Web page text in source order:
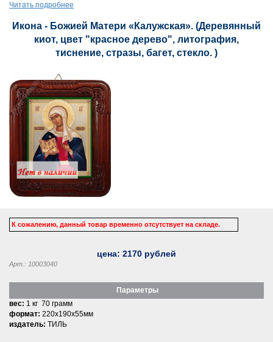
Читать подробнее
Икона - Божией Матери «Калужская». (Деревянный
киот, цвет "красное дерево", литография,
тиснение, стразы, багет, стекло. )
К сожалению, данный товар временно отсутствует на складе.
цена: 2170 рублей
Арт.: 10003040
Параметры
вес: 1 кг 70 грамм
формат: 220x190x55мм
издатель: ТИЛЬ